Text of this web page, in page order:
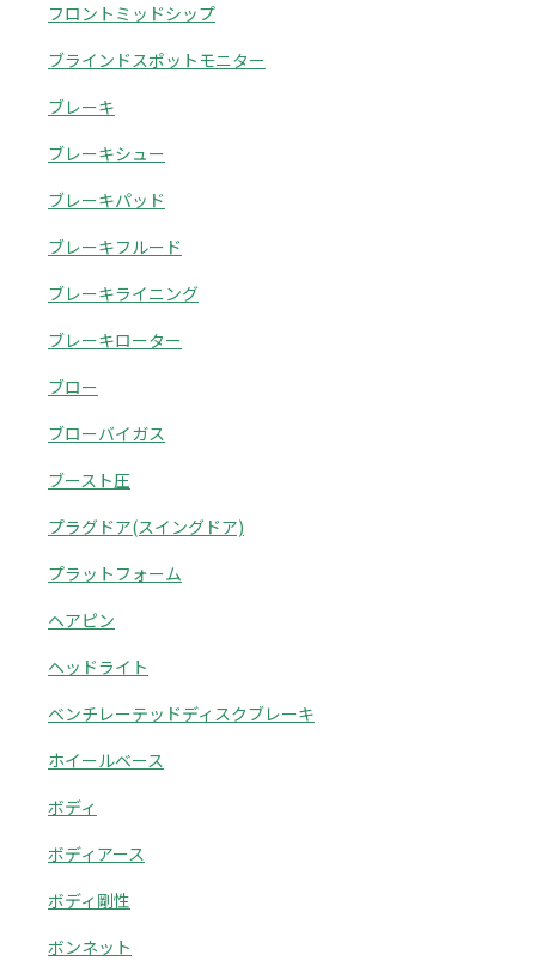
フロントミッドシップ
ブラインドスポットモニター
ブレーキ
ブレーキシュー
ブレーキパッド
ブレーキフルード
ブレーキライニング
ブレーキローター
ブロー
ブローバイガス
ブースト圧
プラグドア(スイングドア)
プラットフォーム
ヘアピン
ヘッドライト
ベンチレーテッドディスクブレーキ
ホイールベース
ボディ
ボディアース
ボディ剛性
ボンネット